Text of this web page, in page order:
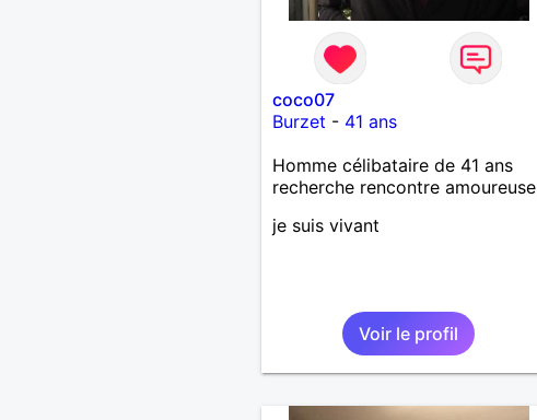
coco07
Burzet - 41 ans
Homme célibataire de 41 ans
recherche rencontre amoureuse
je suis vivant
Voir le profil